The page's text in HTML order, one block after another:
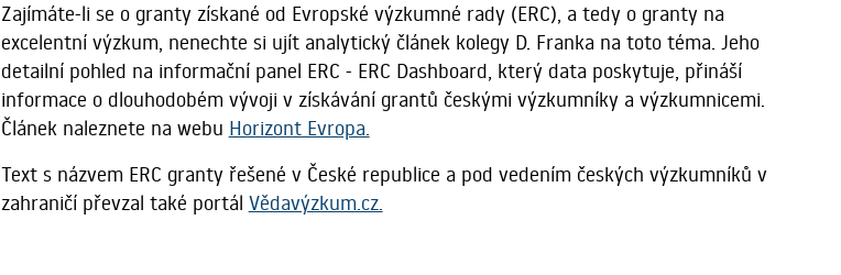
Zajímáte-li se o granty získané od Evropské výzkumné rady (ERC), a tedy o granty na
excelentní výzkum, nenechte si ujít analytický článek kolegy D. Franka na toto téma. Jeho
detailní pohled na informační panel ERC - ERC Dashboard, který data poskytuje, přináší
informace o dlouhodobém vývoji v získávání grantů českými výzkumníky a výzkumnicemi.
Článek naleznete na webu Horizont Evropa.
Text s názvem ERC granty řešené v České republice a pod vedením českých výzkumníků v
zahraničí převzal také portál Vědavýzkum.cz.